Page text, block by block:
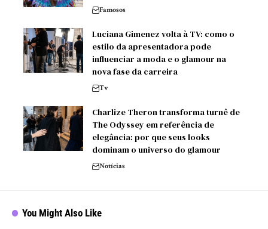
Famosos
Luciana Gimenez volta à TV: como o
estilo da apresentadora pode
influenciar a moda e o glamour na
nova fase da carreira
Tv
Charlize Theron transforma turnê de
The Odyssey em referência de
elegância: por que seus looks
dominam o universo do glamour
Notícias
You Might Also Like